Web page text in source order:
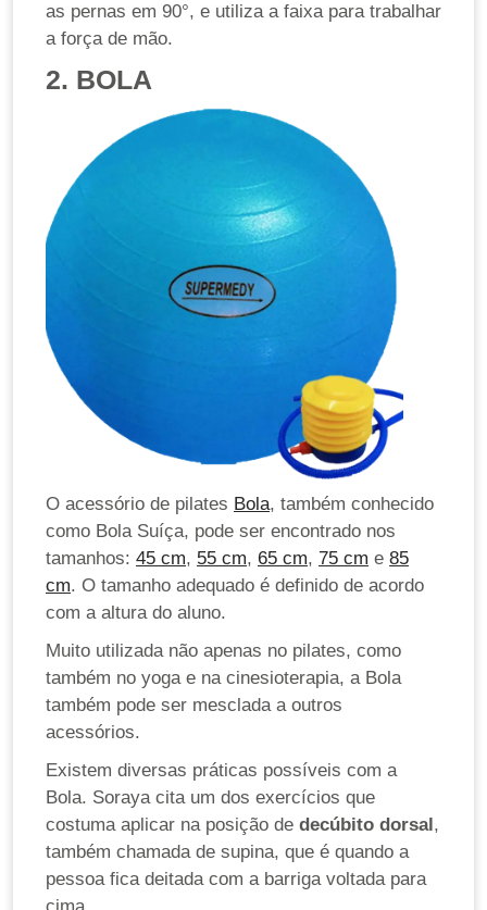
as pernas em 90°, e utiliza a faixa para trabalhar
a força de mão.
2. BOLA
O acessório de pilates Bola, também conhecido
como Bola Suíça, pode ser encontrado nos
tamanhos: 45 cm, 55 cm, 65 cm, 75 cm e 85
cm. O tamanho adequado é definido de acordo
com a altura do aluno.
Muito utilizada não apenas no pilates, como
também no yoga e na cinesioterapia, a Bola
também pode ser mesclada a outros
acessórios.
Existem diversas práticas possíveis com a
Bola. Soraya cita um dos exercícios que
costuma aplicar na posição de decúbito dorsal,
também chamada de supina, que é quando a
pessoa fica deitada com a barriga voltada para